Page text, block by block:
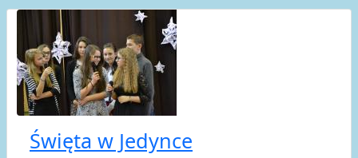
Święta w Jedynce